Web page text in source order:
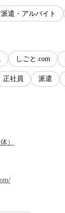
遣・アルバイト
しごと.com
正社員 派遣
）